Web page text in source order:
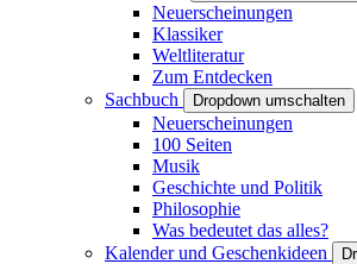
Neuerscheinungen
Klassiker
Weltliteratur
Zum Entdecken
Sachbuch
Dropdown umschalten
Neuerscheinungen
100 Seiten
Musik
Geschichte und Politik
Philosophie
Was bedeutet das alles?
Kalender und Geschenkideen